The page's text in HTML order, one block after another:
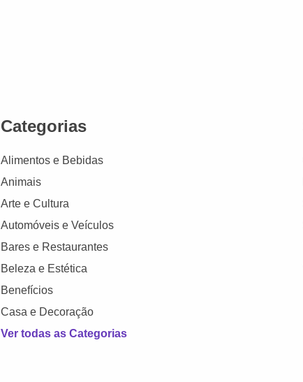
Categorias
Alimentos e Bebidas
Animais
Arte e Cultura
Automóveis e Veículos
Bares e Restaurantes
Beleza e Estética
Benefícios
Casa e Decoração
Ver todas as Categorias